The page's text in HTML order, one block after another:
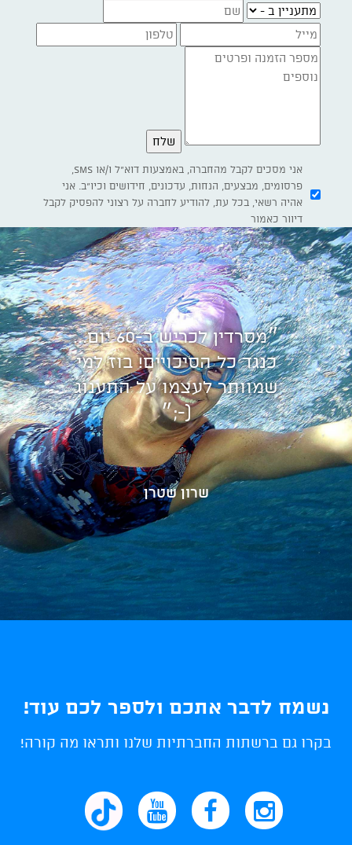
מתעניין ב -
פרסומים, מבצעים, הנחות, עדכונים, חידושים וכיו"ב. אני
אהיה רשאי, בכל עת, להודיע לחברה על רצוני להפסיק לקבל
דיוור כאמור
״מסרדין לכריש ב-60 יום...
כנגד כל הסיכויים! בוז למי
שמוותר לעצמו על התענוג
(-;״
שרון שטרן
נשמח לדבר אתכם ולספר לכם עוד!
בקרו גם ברשתות החברתיות שלנו ותראו מה קורה!